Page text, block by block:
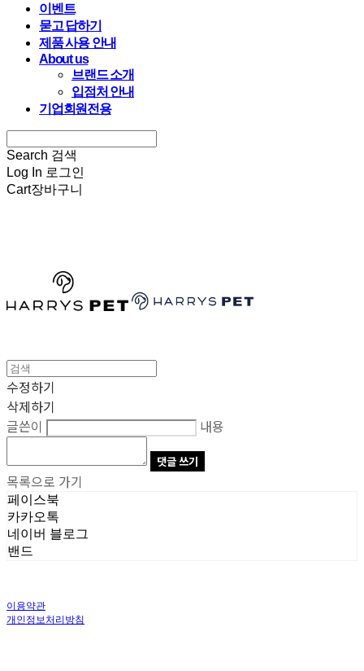
이벤트
묻고 답하기
제품 사용 안내
About us
브랜드 소개
입점처 안내
기업회원전용
Search 검색
Log In 로그인
Cart장바구니
수정하기
삭제하기
글쓴이
내용
댓글 쓰기
목록으로 가기
페이스북
카카오톡
네이버 블로그
밴드
이용약관
개인정보처리방침